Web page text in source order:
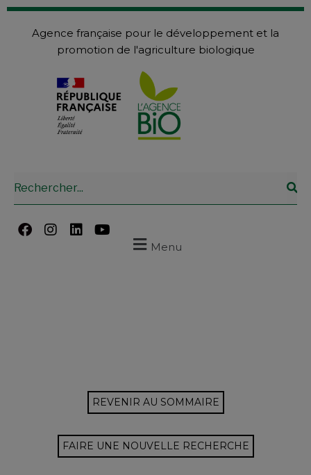
Agence française pour le développement et la
promotion de l'agriculture biologique
Menu
REVENIR AU SOMMAIRE
FAIRE UNE NOUVELLE RECHERCHE